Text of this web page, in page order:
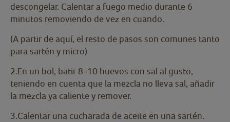
descongelar. Calentar a fuego medio durante 6
minutos removiendo de vez en cuando.
(A partir de aquí, el resto de pasos son comunes tanto
para sartén y micro)
2.En un bol, batir 8-10 huevos con sal al gusto,
teniendo en cuenta que la mezcla no lleva sal, añadir
la mezcla ya caliente y remover.
3.Calentar una cucharada de aceite en una sartén.